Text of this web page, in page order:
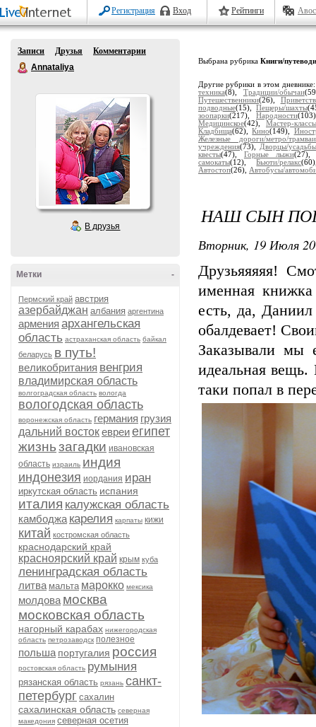
Регистрация Вход Рейтинги
Записи Друзья
Комментарии
Annataliya
В друзья
-
Метки
Пермский край австрия
азербайджан албания аргентина
армения архангельская
область астраханская область байкал
беларусь в путь!
великобритания венгрия
владимирская область
волгоградская область вологда
вологодская область
воронежская область германия грузия
дальний востокевреиегипет
жизньзагадки ивановская
область израиль индия
индонезия иордания иран
иркутская область испания
италия калужская область
камбоджа карелия карпаты кижи
китай костромская область
краснодарский край
красноярский край крым куба
ленинградская область
литва мальта марокко мексика
молдова москва
московская область
нагорный карабах нижегородская
область петрозаводск полезное
польша португалия россия
ростовская область румыния
рязанская область рязань санкт-
петербург сахалин
сахалинская область северная
македония северная осетия
Выбрана рубрика Книги/
Другие рубрики в этом
техника(8), Традиции/обычаи
Путешественники(26),
подводные(15), Пещеры/шахты
зоопарки(217), Народности
Медицинское(42), Мастер-классы
Кладбища(62),Кино(149),
Железные дороги/метро/трамваи
учреждения(73), Дворцы/усадьбы
квесты(47), Горные лыжи
самокаты(12),Бьюти/релакс
Автостоп(26), Автобусы/
НАШ СЫН
Вторник, 19 Июля
Друзьяяяяя!
именная
есть, да,
обалдевает!
Заказывали
идеальная вещь.
таки попал в